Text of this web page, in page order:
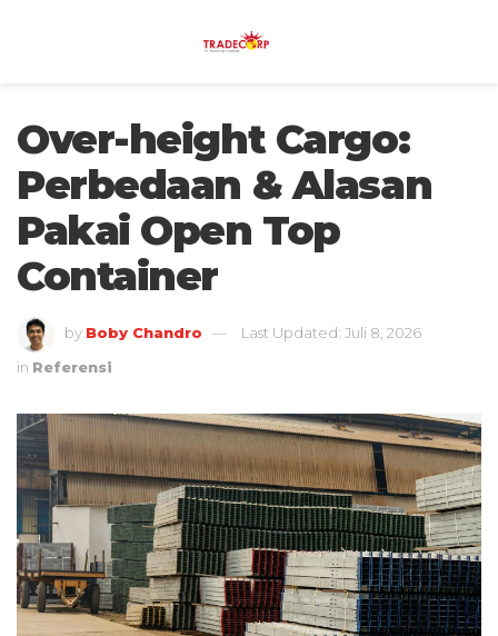
Over-height Cargo:
Perbedaan & Alasan
Pakai Open Top
Container
by Boby Chandro
Last Updated: Juli 8, 2026
in Referensi